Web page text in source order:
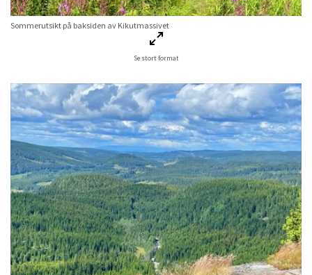
Sommerutsikt på baksiden av Kikutmassivet
Se stort format